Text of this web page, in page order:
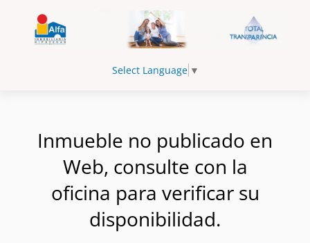
Select Language ▼
Inmueble no publicado en
Web, consulte con la
oficina para verificar su
disponibilidad.